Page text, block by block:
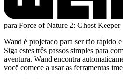
para Force of Nature 2: Ghost Keeper
Wand é projetado para ser tão rápido
Siga estes três passos simples para
aventura. Wand encontra
você comece a usar as ferramentas